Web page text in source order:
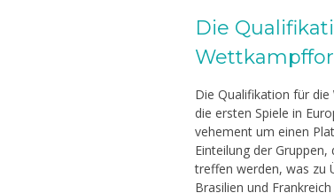
Die
Die Qualifikation für die
die ersten Spiele in
vehement um einen
Einteilung der
treffen werden, was zu
Brasilien und